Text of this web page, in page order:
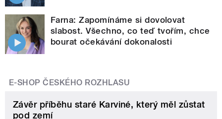
Farna: Zapomínáme si dovolovat
slabost. Všechno, co teď tvořím, chce
bourat očekávání dokonalosti
E-SHOP ČESKÉHO ROZHLASU
Závěr příběhu staré Karviné, který měl zůstat
pod zemí